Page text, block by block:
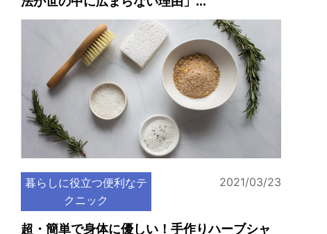
暮らしに役立つ便利なテ
クニック
2021/03/23
超・簡単で身体に優しい！手作りハーブシャ